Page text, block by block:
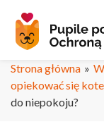
Strona główna »
opiekować się
do niepokoju?